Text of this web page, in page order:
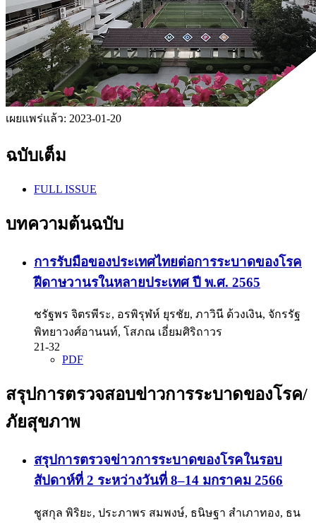
เผยแพร่แล้ว: 2023-01-20
ฉบับเต็ม
FULL ISSUE
บทความต้นฉบับ
การรับมือของประเทศไทยต่อการระบาดของโรค
ฝีดาษวานรในหลายประเทศ ปี พ.ศ. 2565
ชรัฐพร จิตรพีระ, อรพิรุฬห์ ยุรชัย, ภาวินี ด้วงเงิน, จักรรัฐ
พิทยาวงศ์อานนท์, โสภณ เอี่ยมศิริถาวร
21-32
PDF
สรุปการตรวจสอบข่าวการระบาดของโรค/
ภัยสุขภาพ
สรุปการตรวจข่าวการระบาดของโรคในรอบ
สัปดาห์ที่ 2 ระหว่างวันที่ 8–14 มกราคม 2566
ชูสกุล พิริยะ, ประภาพร สมพงษ์, ธนิษฐา สำเภาทอง, ธน